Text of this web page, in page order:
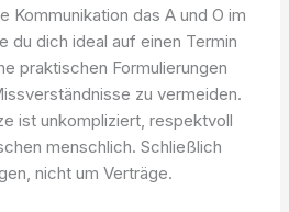
Kommunikation das A und O im
du dich ideal auf einen Termin
praktischen Formulierungen
zu vermeiden.
ist unkompliziert, respektvoll
menschlich. Schließlich
nicht um Verträge.